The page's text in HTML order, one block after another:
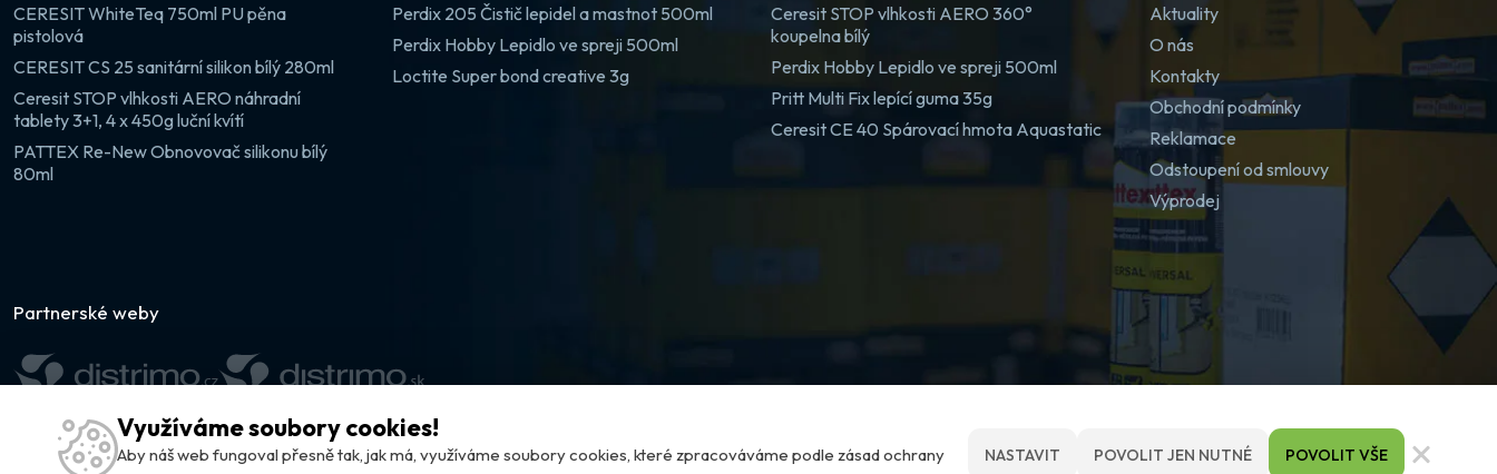
CERESIT WhiteTeq 750ml PU pěna
pistolová
CERESIT CS 25 sanitární silikon bílý 280ml
Ceresit STOP vlhkosti AERO náhradní
tablety 3+1, 4 x 450g luční kvítí
PATTEX Re-New Obnovovač silikonu bílý
80ml
Perdix 205 Čistič lepidel a mastnot 500ml
Perdix Hobby Lepidlo ve spreji 500ml
Loctite Super bond creative 3g
Ceresit STOP vlhkosti AERO 360°
koupelna bílý
Perdix Hobby Lepidlo ve spreji 500ml
Pritt Multi Fix lepící guma 35g
Ceresit CE 40 Spárovací hmota Aquastatic
Aktuality
O nás
Kontakty
Obchodní podmínky
Reklamace
Odstoupení od smlouvy
Výprodej
Partnerské weby
Využíváme soubory cookies!
Aby náš web fungoval přesně tak, jak má, využíváme soubory cookies, které zpracováváme podle zásad ochrany
NASTAVIT POVOLIT JEN NUTNÉ POVOLIT VŠE